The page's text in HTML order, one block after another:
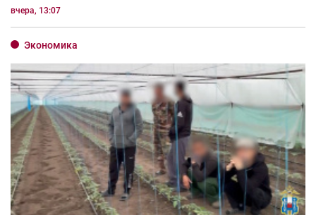
вчера, 13:07
Экономика